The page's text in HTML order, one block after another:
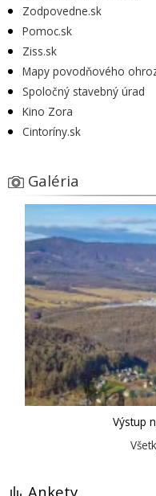
Zodpovedne.sk
Pomoc.sk
Ziss.sk
Mapy povodňového
Spoločný stavebný úrad
Kino Zora
Cintoríny.sk
Galéria
Výstup
Ankety